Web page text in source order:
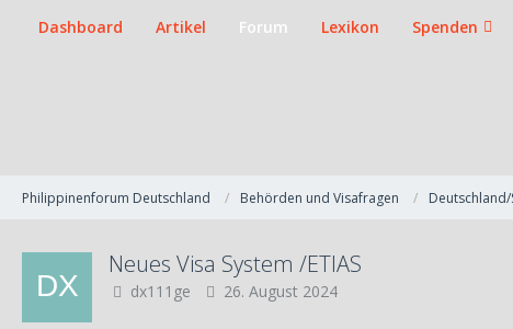
Dashboard Artikel Forum Lexikon Spenden
Philippinenforum Deutschland Behörden und Visafragen
Neues Visa System /ETIAS
dx111ge 26. August 2024